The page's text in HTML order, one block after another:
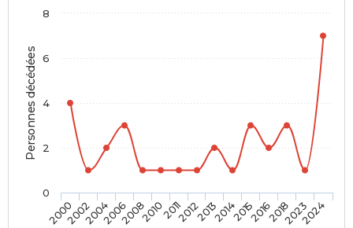
Personnes décédées
200020022004200620082010201120122013201420152016201820232024
0
2
4
6
8